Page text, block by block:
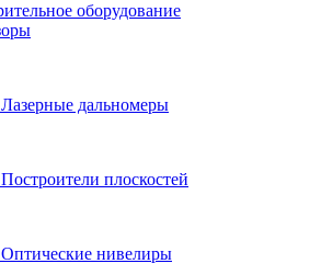
оборудование
Лазерные дальномеры
Построители плоскостей
Оптические нивелиры